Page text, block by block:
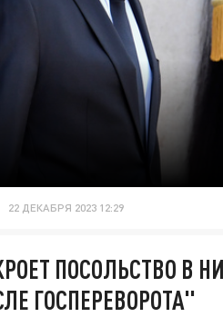
22 ДЕКАБРЯ 2023 12:29
ПОСОЛЬСТВО В
ГОСПЕРЕВОРОТА"